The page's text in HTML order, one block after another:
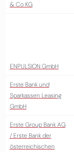
& Co KG
ENPULSION GmbH
Erste Bank und
Sparkassen Leasing
GmbH
Erste Group Bank AG
/ Erste Bank der
österreichischen